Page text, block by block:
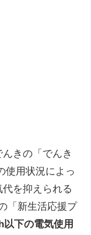
きの「でんき
使用状況によっ
を抑えられる
「新生活応援プ
以下の電気使用